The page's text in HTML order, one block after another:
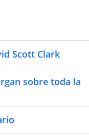
Scott Clark
sobre toda la